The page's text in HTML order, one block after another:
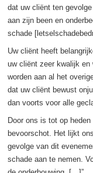
dat uw cliënt ten
aan zijn been en
schade
Uw cliënt heeft
uw cliënt zeer kwalijk en
worden aan al het
dat uw cliënt bewust
dan voorts voor alle
Door ons is tot op
bevoorschot. Het lijkt
gevolge van dit
schade aan te nemen.